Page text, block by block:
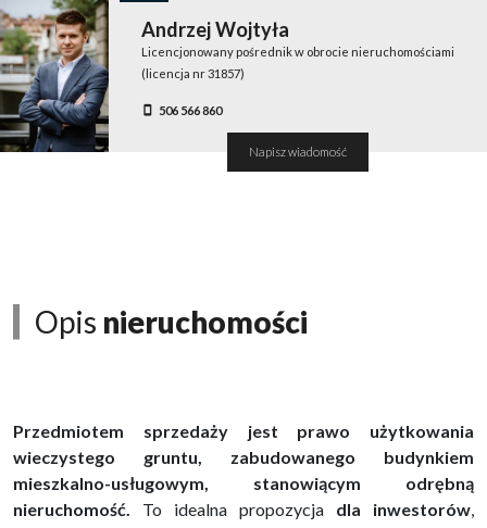
Andrzej Wojtyła
Licencjonowany pośrednik w obrocie nieruchomościami
(licencja nr 31857)
506 566 860
Napisz wiadomość
Opis nieruchomości
Przedmiotem sprzedaży jest prawo użytkowania
wieczystego gruntu, zabudowanego budynkiem
mieszkalno-usługowym, stanowiącym odrębną
nieruchomość. To idealna propozycja dla inwestorów